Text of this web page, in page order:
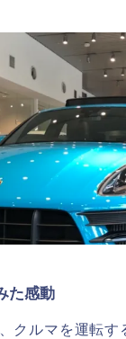
た感動
クルマを運転す